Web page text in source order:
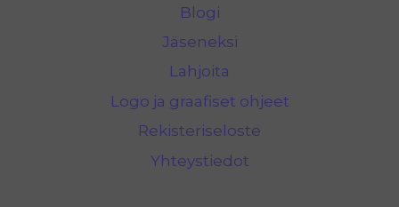
Blogi
Jäseneksi
Lahjoita
Logo ja graafiset ohjeet
Rekisteriseloste
Yhteystiedot